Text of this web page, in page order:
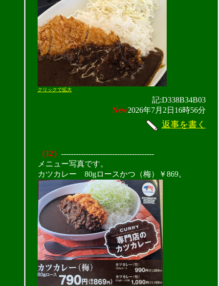
クリックで拡大
記:D338B34B03
New2026年7月2日16時56分
返事を書く
（12） --------------------------------------
メニュー写真です。
カツカレー 80gロースかつ（梅）￥869。